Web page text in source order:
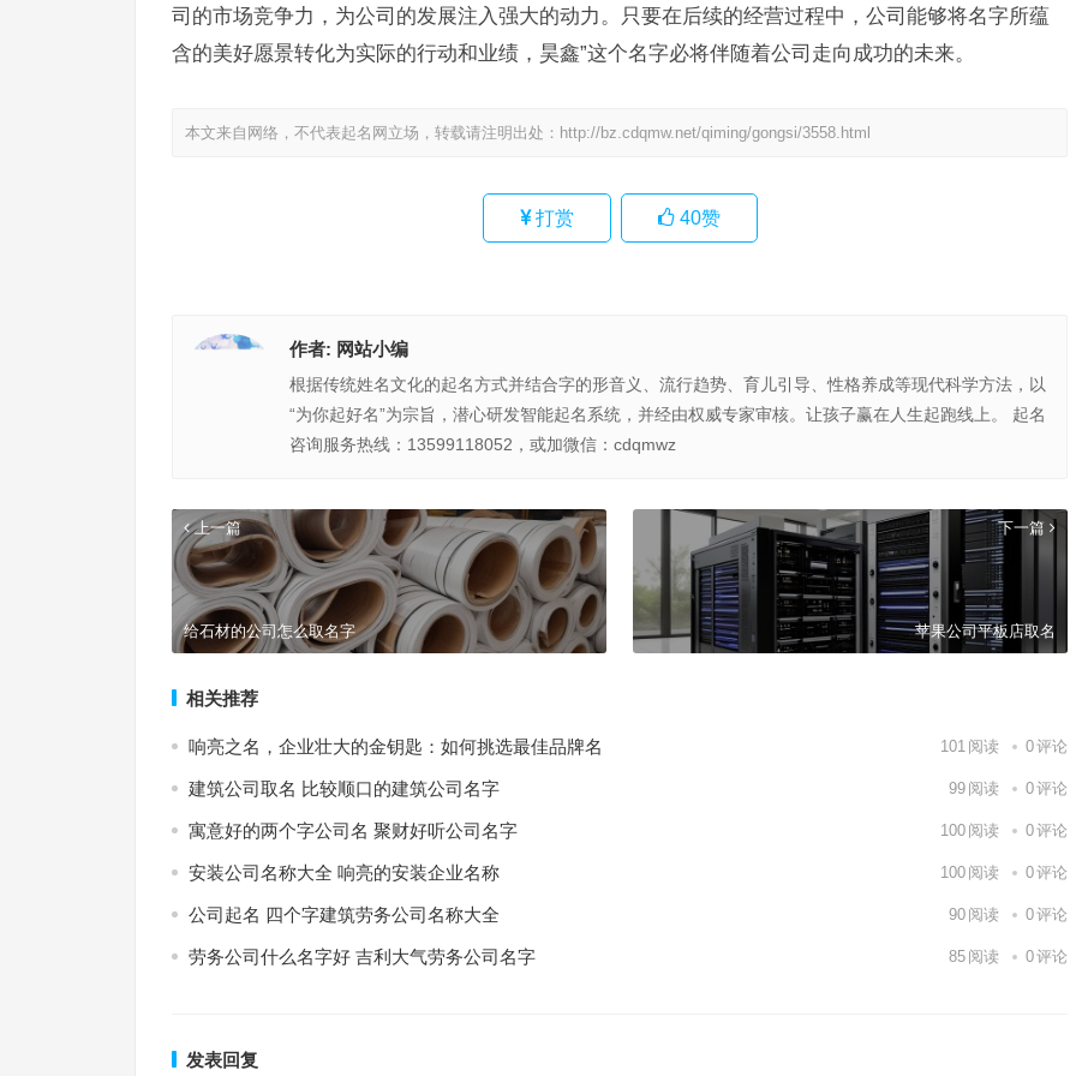
司的市场竞争力，为公司的发展注入强大的动力。只要在后续的经营过程中，公司能够将名字所蕴
含的美好愿景转化为实际的行动和业绩，昊鑫”这个名字必将伴随着公司走向成功的未来。
本文来自网络，不代表起名网立场，转载请注明出处： http://bz.cdqmw.net/qiming/gongsi/3558.html
打赏 40赞
作者: 网站小编
根据传统姓名文化的起名方式并结合字的形音义、流行趋势、育儿引导、性格养成等现代科学方法，以
“为你起好名”为宗旨，潜心研发智能起名系统，并经由权威专家审核。让孩子赢在人生起跑线上。 起名
咨询服务热线：13599118052，或加微信：cdqmwz
上一篇
给石材的公司怎么取名字
下一篇
苹果公司平板店取名
相关推荐
响亮之名，企业壮大的金钥匙：如何挑选最佳品牌名 101 阅读 0评论
建筑公司取名 比较顺口的建筑公司名字 99 阅读 0评论
寓意好的两个字公司名 聚财好听公司名字 100 阅读 0评论
安装公司名称大全 响亮的安装企业名称 100 阅读 0评论
公司起名 四个字建筑劳务公司名称大全 90 阅读 0评论
劳务公司什么名字好 吉利大气劳务公司名字 85 阅读 0评论
发表回复